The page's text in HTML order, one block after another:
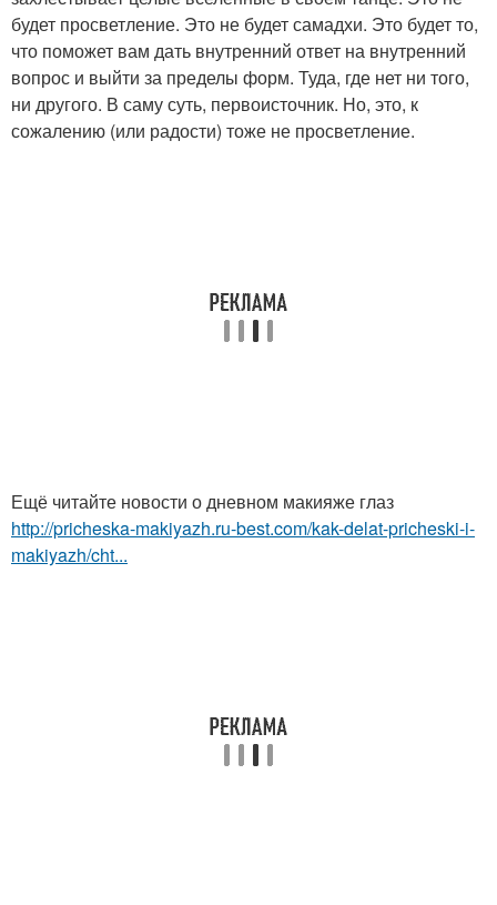
будет просветление. Это не будет самадхи. Это будет то,
что поможет вам дать внутренний ответ на внутренний
вопрос и выйти за пределы форм. Туда, где нет ни того,
ни другого. В саму суть, первоисточник. Но, это, к
сожалению (или радости) тоже не просветление.
Ещё читайте новости о дневном макияже глаз
http://pricheska-makiyazh.ru-best.com/kak-delat-pricheski-i-
makiyazh/cht...